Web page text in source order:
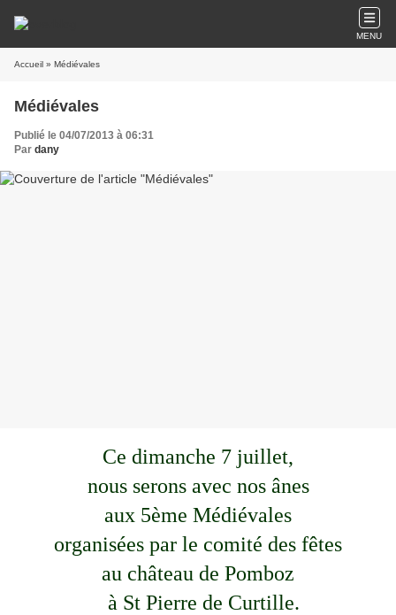
MENU
Accueil » Médiévales
Médiévales
Publié le 04/07/2013 à 06:31
Par dany
Ce dimanche 7 juillet,
nous serons avec nos ânes
aux 5ème Médiévales
organisées par le comité des fêtes
au château de Pomboz
à St Pierre de Curtille.